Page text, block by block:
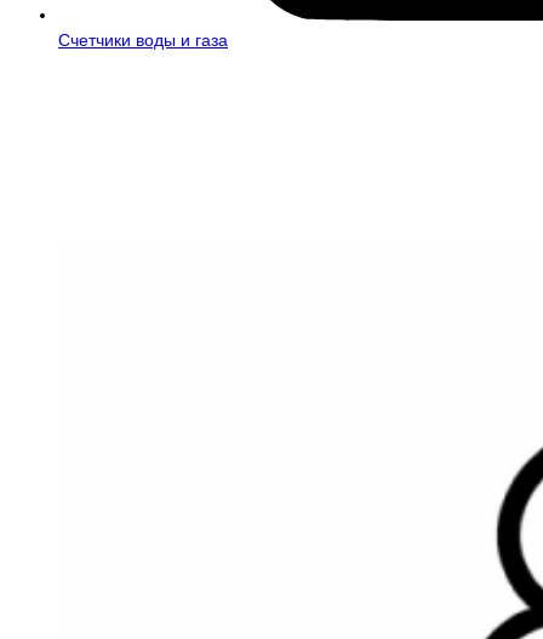
Счетчики воды и газа